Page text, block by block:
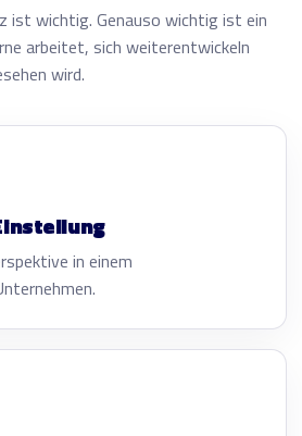
ist wichtig. Genauso wichtig ist ein
arbeitet, sich weiterentwickeln
wird.
in einem